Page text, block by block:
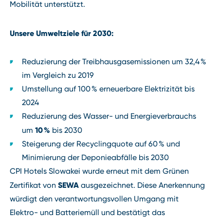
Mobilität unterstützt.
Unsere Umweltziele für 2030:
Reduzierung der Treibhausgasemissionen um 32,4 %
im Vergleich zu 2019
Umstellung auf 100 % erneuerbare Elektrizität bis
2024
Reduzierung des Wasser- und Energieverbrauchs
um 10 % bis 2030
Steigerung der Recyclingquote auf 60 % und
Minimierung der Deponieabfälle bis 2030
CPI Hotels Slowakei wurde erneut mit dem Grünen
Zertifikat von SEWA ausgezeichnet. Diese Anerkennung
würdigt den verantwortungsvollen Umgang mit
Elektro- und Batteriemüll und bestätigt das